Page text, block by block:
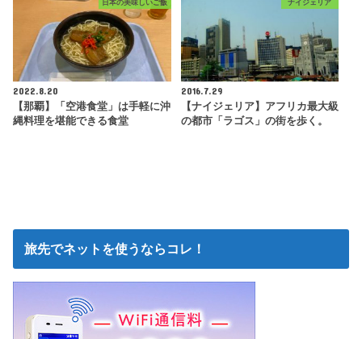
日本の美味しいご飯
2022.8.20
【那覇】「空港食堂」は手軽に沖
縄料理を堪能できる食堂
ナイジェリア
2016.7.29
【ナイジェリア】アフリカ最大級
の都市「ラゴス」の街を歩く。
旅先でネットを使うならコレ！